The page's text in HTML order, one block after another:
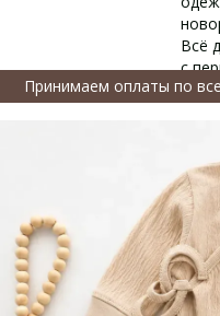
Принимаем оплаты по